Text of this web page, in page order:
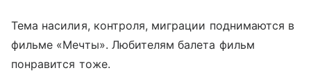
Тема насилия, контроля, миграции поднимаются в
фильме «Мечты». Любителям балета фильм
понравится тоже.